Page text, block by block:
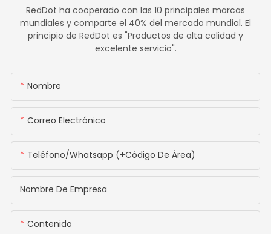
RedDot ha cooperado con las 10 principales marcas
mundiales y comparte el 40% del mercado mundial. El
principio de RedDot es "Productos de alta calidad y
excelente servicio".
Nombre
Correo Electrónico
Teléfono/whatsapp (+código De Área)
Nombre De Empresa
Contenido